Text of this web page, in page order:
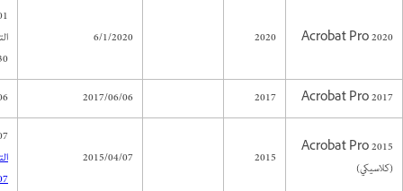
Acrobat Pro 2020
2020
6/1/2020
Acrobat Pro 2017
2017
2017/06/06
Acrobat Pro 2015
(كلاسيكي)
2015
2015/04/07
(